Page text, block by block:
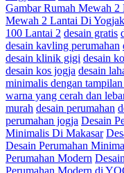
Gambar Rumah Mewah 2
Mewah 2 Lantai Di
100 Lantai 2 desain gratis
desain kavling perumahan
desain klinik gigi desain
desain kos jogja desain
minimalis dengan
warna yang cerah dan
murah desain perumahan
perumahan jogja Desain
Minimalis Di Makasar
Desain Perumahan
Perumahan Modern
Perumahan Modern di